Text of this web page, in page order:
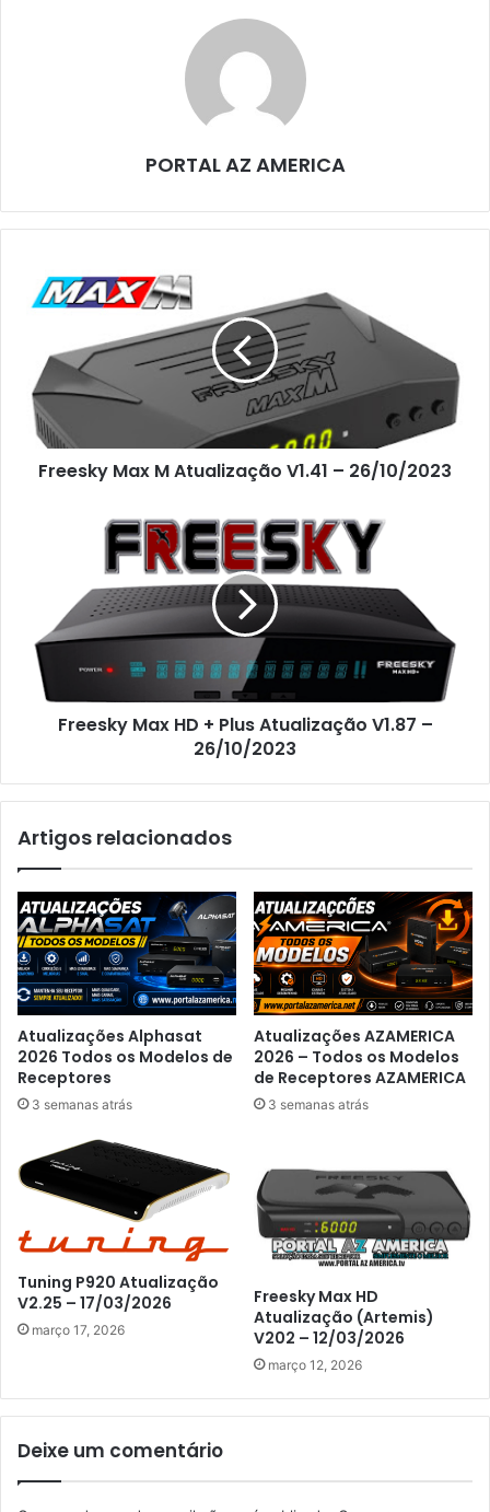
PORTAL AZ AMERICA
Freesky Max M Atualização V1.41 – 26/10/2023
Freesky Max HD + Plus Atualização V1.87 –
26/10/2023
Artigos relacionados
Atualizações Alphasat
2026 Todos os Modelos de
Receptores
3 semanas atrás
Atualizações AZAMERICA
2026 – Todos os Modelos
de Receptores AZAMERICA
3 semanas atrás
Tuning P920 Atualização
V2.25 – 17/03/2026
março 17, 2026
Freesky Max HD
Atualização (Artemis)
V202 – 12/03/2026
março 12, 2026
Deixe um comentário